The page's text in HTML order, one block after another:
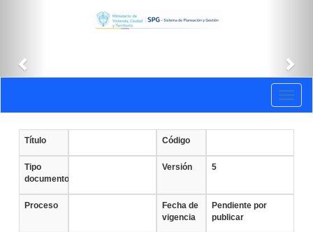
Título Código
Tipo
documento
Versión 5
Proceso
Fecha de
vigencia
Pendiente por
publicar